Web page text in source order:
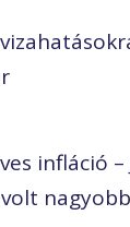
infláció